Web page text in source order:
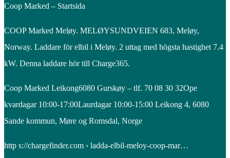
Coop Marked – Startsida
COOP Marked Meløy. MELØYSUNDVEIEN 683, Meløy,
Norway. Laddare för elbil i Meløy. 2 uttag med högsta hastighet 7.4
kW. Denna laddare hör till Charge365.
Coop Marked Leikong6080 Gurskøy – tlf. 70 08 30 32Ope
kvardagar 10:00-17:00Laurdagar 10:00-15:00 Leikong 4, 6080
Sande kommun, Møre og Romsdal, Norge
http s://chargefinder.com › ladda-elbil-meloy-coop-mar…